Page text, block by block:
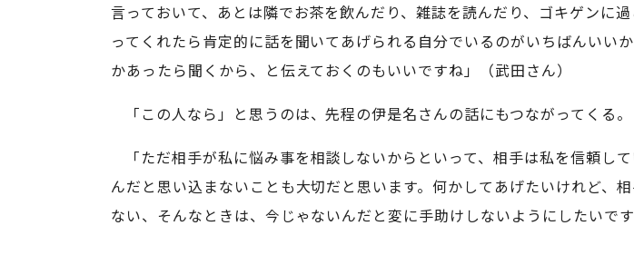
言っておいて、あとは隣でお茶を飲んだり、雑誌を読んだり、ゴキゲンに
ってくれたら肯定的に話を聞いてあげられる自分でいるのがいちばんいい
かあったら聞くから、と伝えておくのもいいですね」（武田さん）
「この人なら」と思うのは、先程の伊是名さんの話にもつながってくる。
「ただ相手が私に悩み事を相談しないからといって、相手は私を信頼し
んだと思い込まないことも大切だと思います。何かしてあげたいけれど、
ない、そんなときは、今じゃないんだと変に手助けしないようにしたいです